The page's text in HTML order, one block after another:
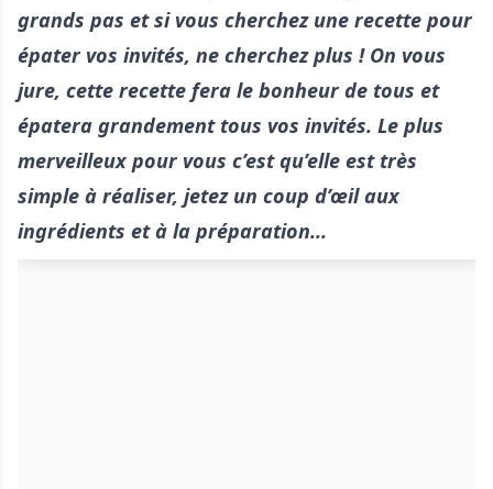
grands pas et si vous cherchez une recette pour
épater vos invités, ne cherchez plus ! On vous
jure, cette recette fera le bonheur de tous et
épatera grandement tous vos invités. Le plus
merveilleux pour vous c’est qu’elle est très
simple à réaliser, jetez un coup d’œil aux
ingrédients et à la préparation...